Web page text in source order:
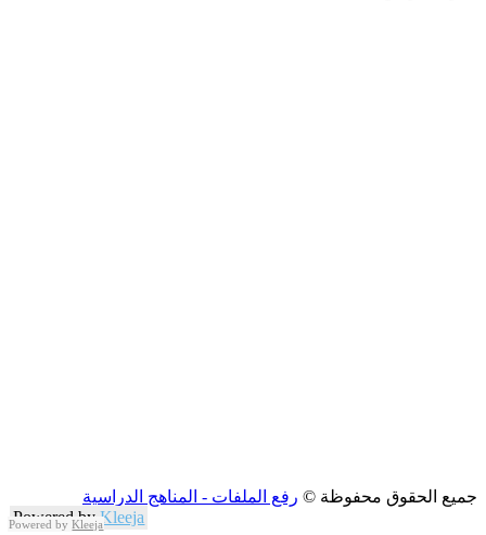
Powered byKleeja
جميع الحقوق محفوظة © رفع الملفات - المناهج الدراسية
Powered byKleeja